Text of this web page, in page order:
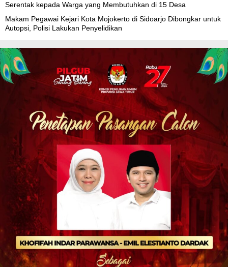
Serentak kepada Warga yang Membutuhkan di 15 Desa
Makam Pegawai Kejari Kota Mojokerto di Sidoarjo Dibongkar untuk
Autopsi, Polisi Lakukan Penyelidikan